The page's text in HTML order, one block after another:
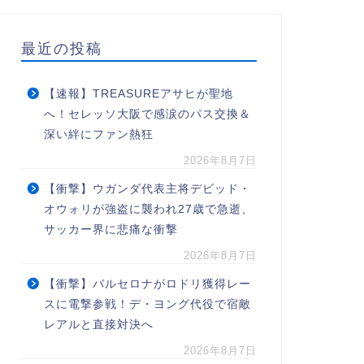
最近の投稿
【速報】TREASUREアサヒが聖地
へ！セレッソ大阪で感涙のパス交換＆
深い絆にファン熱狂
2026年8月7日
【衝撃】ウガンダ代表主将デビッド・
オウォリが強盗に襲われ27歳で急逝、
サッカー界に悲痛な衝撃
2026年8月7日
【衝撃】バルセロナがロドリ獲得レー
スに電撃参戦！デ・ヨング代役で宿敵
レアルと直接対決へ
2026年8月7日